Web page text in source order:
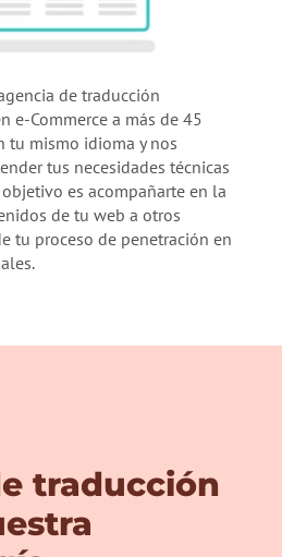
de traducción
e-Commerce a más de 45
tu mismo idioma y nos
tus necesidades técnicas
es acompañarte en la
de tu web a otros
tu proceso de penetración en
traducción